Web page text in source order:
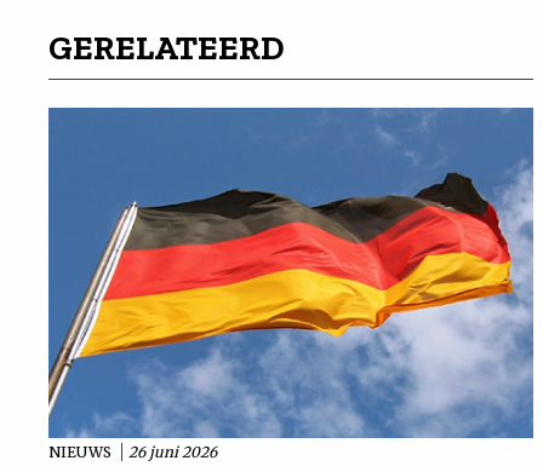
GERELATEERD
NIEUWS 26 juni 2026